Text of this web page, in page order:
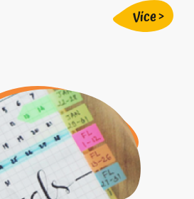
Více